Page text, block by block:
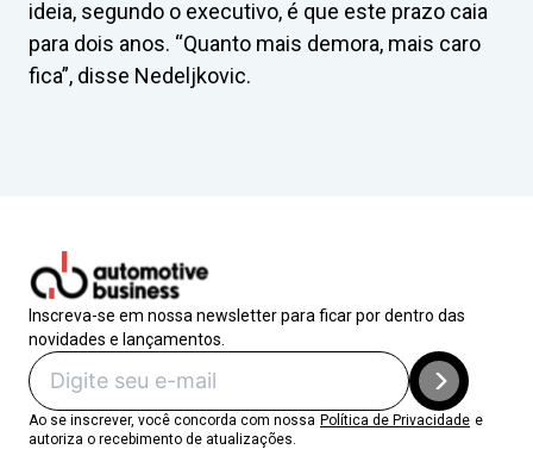
ideia, segundo o executivo, é que este prazo caia
para dois anos. “Quanto mais demora, mais caro
fica”, disse Nedeljkovic.
Inscreva-se em nossa newsletter para ficar por dentro das
novidades e lançamentos.
Ao se inscrever, você concorda com nossa Política de Privacidade e
autoriza o recebimento de atualizações.